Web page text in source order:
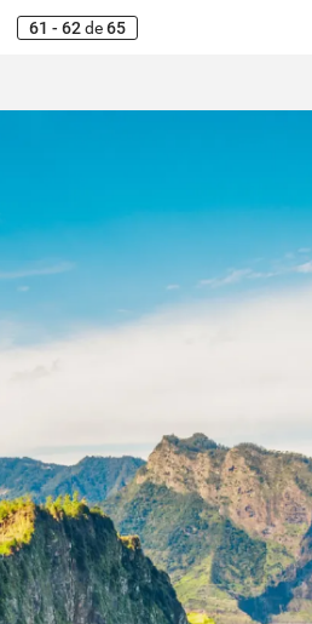
61 - 62 de 65